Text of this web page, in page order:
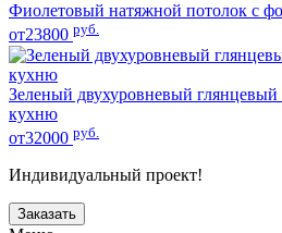
Фиолетовый натяжной потолок с
от23800 руб.
Зеленый двухуровневый
кухню
от32000 руб.
Индивидуальный проект!
Заказать